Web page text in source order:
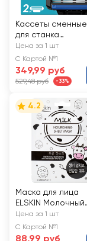
Кассеты сменные
для станка
ZOLLIDER Evolution
PRO, 3 лезвия
Цена за 1 шт
С Картой №1
349,99 руб
529,48 руб -33%
4.2
Маска для лица
ELSKIN Молочный
протеин
питательная
Цена за 1 шт
С Картой №1
88,99 руб